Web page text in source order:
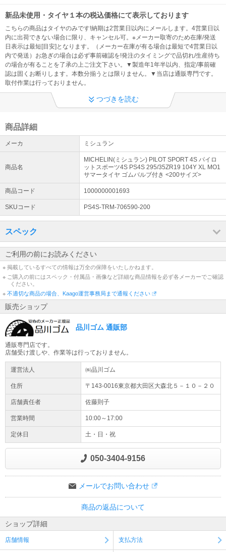
【※重要※】
@kaago.comドメインを 必ず受信許可してください！ ※発送のご連
絡、入金先の案内メールが確認出来なくなる為
◆ 製造年について
【製造1年半以内】※製造年、国の指定・事前確認不可、過度に拘る
方は注文をお控え下さい（問い合わせをしても対応できません。）
◆ ご購入についての注意事項
で、欠品・生産待ち（約1ヶ月以上）の場合がございます。 ②店頭
販売・取付作業・お車との適合確認は出来ません。
電話での問合せはご遠慮ください。 メールでのご回答は随時行いま
す。【！円滑な業務環境へのご協力をお願いいたします！】※土日祝
新品未使用・タイヤ１本の税込価格にて表示しております
こちらの商品はタイヤのみです!納期は2営業日以内にメールします。4営業日以
内に出荷できない場合に限り、キャンセル可。※メーカー取寄のため在庫/発送
日表示は最短[目安]となります。（メーカー在庫が有る場合は最短で4営業日以
内で発送）お急ぎの場合は必ず事前確認を!発注のタイミングで品切れ/生産待ち
の場合が有ることを了承の上ご注文下さい。▼製造年1年半以内、指定/事前確
認は固くお断りします。本数分揃うとは限りません。▼当店は通販専門です。
取付作業は行っておりません。
つづきを読む
商品詳細
メーカ ミシュラン
商品名
MICHELIN(ミシュラン) PILOT SPORT 4S パイロ
ットスポーツ4S PS4S 295/35ZR19 104Y XL MO1
サマータイヤ ゴムバルブ付き <200サイズ>
商品コード 1000000001693
SKUコード PS4S-TRM-706590-200
スペック
ご利用の前にお読みください
※ 掲載しているすべての情報は万全の保障をいたしかねます。
※ ご購入の前にはスペック・付属品・画像など詳細な商品情報を必ず各メーカーでご確認
ください。
※ 不適切な商品の場合、Kaago運営事務局まで通報ください
販売ショップ
品川ゴム 通販部
通販専門店です。
店舗受け渡しや、作業等は行っておりません。
運営法人 ㈱品川ゴム
住所 〒143-0016東京都大田区大森北５－１０－２０
店舗責任者 佐藤則子
営業時間 10:00～17:00
定休日 土・日・祝
050-3404-9156
メールでお問い合わせ
商品の返品について
ショップ詳細
店舗情報 支払方法